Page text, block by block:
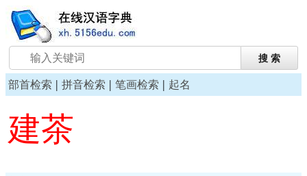
部首检索 | 拼音检索 | 笔画检索 | 起名
建茶